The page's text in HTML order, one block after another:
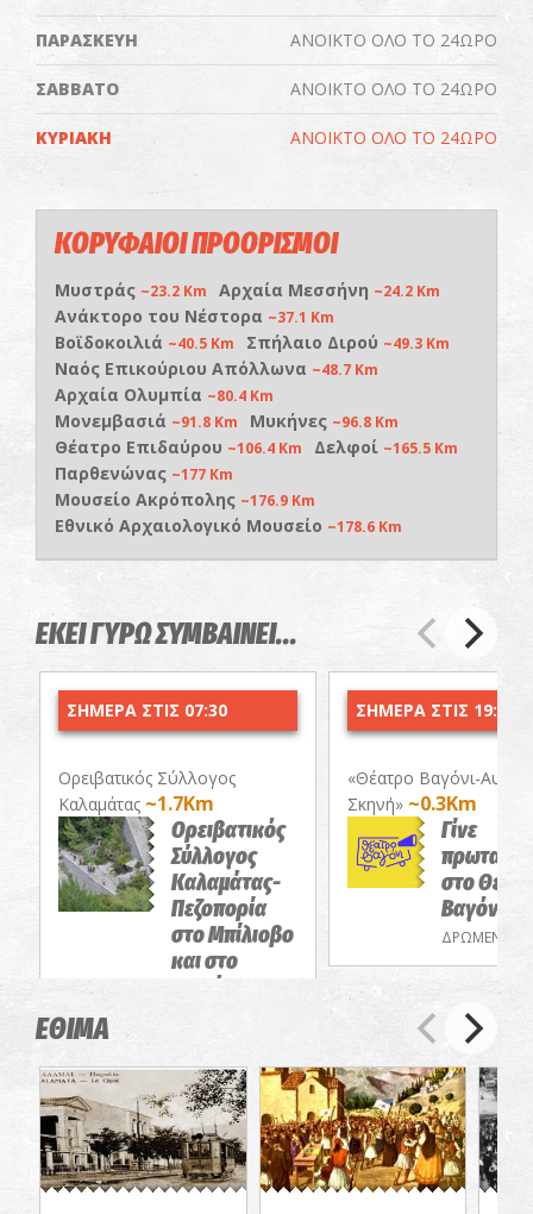
ΠΑΡΑΣΚΕΥΗ ΑΝΟΙΚΤΟ ΟΛΟ ΤΟ 24ΩΡΟ
ΣΑΒΒΑΤΟ ΑΝΟΙΚΤΟ ΟΛΟ ΤΟ 24ΩΡΟ
ΚΥΡΙΑΚΗ ΑΝΟΙΚΤΟ ΟΛΟ ΤΟ 24ΩΡΟ
ΚΟΡΥΦΑΙΟΙ ΠΡΟΟΡΙΣΜΟΙ
Μυστράς ~23.2 Km Αρχαία Μεσσήνη ~24.2 Km
Ανάκτορο του Νέστορα ~37.1 Km
Βοϊδοκοιλιά ~40.5 Km Σπήλαιο Διρού ~49.3 Km
Ναός Επικούριου Απόλλωνα ~48.7 Km
Αρχαία Ολυμπία ~80.4 Km
Μονεμβασιά ~91.8 Km Μυκήνες ~96.8 Km
Θέατρο Επιδαύρου ~106.4 Km Δελφοί ~165.5 Km
Παρθενώνας ~177 Km
Μουσείο Ακρόπολης ~176.9 Km
Εθνικό Αρχαιολογικό Μουσείο ~178.6 Km
ΕΚΕΙ ΓΥΡΩ ΣΥΜΒΑΙΝΕΙ...
ΣΗΜΕΡΑ ΣΤΙΣ 07:30
Ορειβατικός Σύλλογος
Καλαμάτας ~1.7Km
Ορειβατικός
Σύλλογος
Καλαμάτας-
Πεζοπορία
στο Μπίλιοβο
και στο
Φαράγγι του
ΣΗΜΕΡΑ ΣΤΙΣ 19:00
«Θέατρο Βαγόνι-
Σκηνή» ~0.3Km
Γίνε
στο
Βαγόνι
ΔΡΩΜΕΝΑ
ΕΘΙΜΑ